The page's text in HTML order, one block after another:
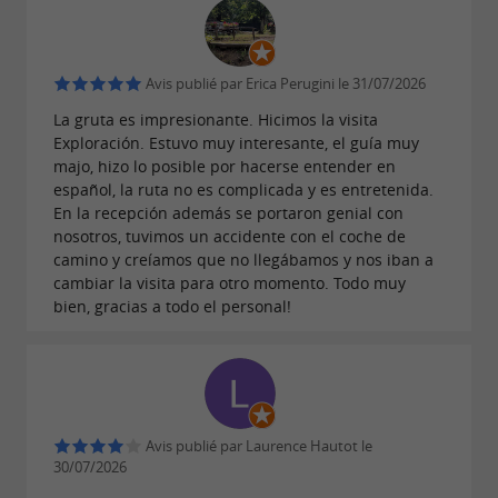
24€ par adulte / 17€ par enfant
Exploration
2h + accès grotte (âge minimum : 10 ans)
Vous quittez l'aménagement touristique pour
une exploration souterraine adaptée à tous les
niveaux. Pantalon obligatoire.
Tarif :29€ par adulte / 22€ par enfant
AVENTURE SPÉLÉO
Quelle que soit la visite, nous rentrons dans
Avis publié par Erica Perugini le 31/07/2026
La gruta es impresionante. Hicimos la visita
Exploración. Estuvo muy interesante, el guía muy
majo, hizo lo posible por hacerse entender en
español, la ruta no es complicada y es entretenida.
En la recepción además se portaron genial con
nosotros, tuvimos un accidente con el coche de
camino y creíamos que no llegábamos y nos iban a
cambiar la visita para otro momento. Todo muy
bien, gracias a todo el personal!
Avis publié par Laurence Hautot le
30/07/2026